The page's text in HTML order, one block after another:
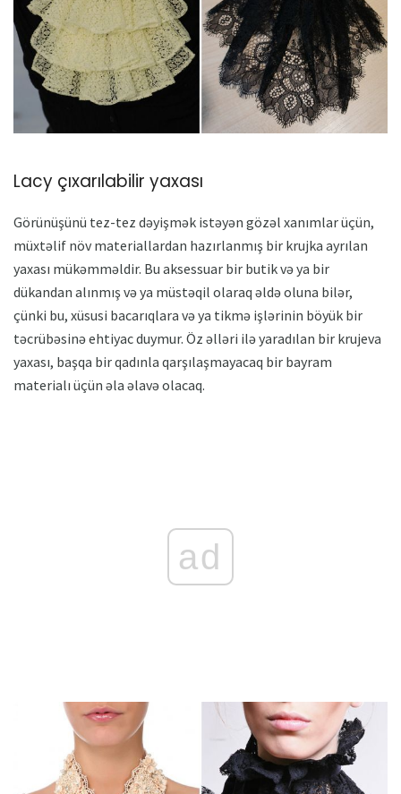
Lacy çıxarılabilir yaxası
Görünüşünü tez-tez dəyişmək istəyən gözəl xanımlar üçün,
müxtəlif növ materiallardan hazırlanmış bir krujka ayrılan
yaxası mükəmməldir. Bu aksessuar bir butik və ya bir
dükandan alınmış və ya müstəqil olaraq əldə oluna bilər,
çünki bu, xüsusi bacarıqlara və ya tikmə işlərinin böyük bir
təcrübəsinə ehtiyac duymur. Öz əlləri ilə yaradılan bir krujeva
yaxası, başqa bir qadınla qarşılaşmayacaq bir bayram
materialı üçün əla əlavə olacaq.
ad